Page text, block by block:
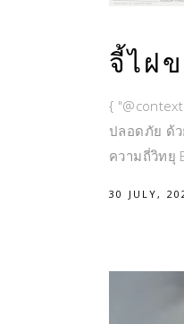
จี้ไฝ
{
ปลอดภัย ด้
ความถี่วิทยุ
30 JULY,